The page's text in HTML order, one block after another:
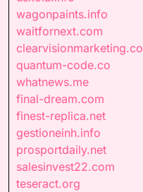
wagonpaints.info
waitfornext.com
clearvisionmarketing.co
quantum-code.co
whatnews.me
final-dream.com
finest-replica.net
gestioneinh.info
prosportdaily.net
salesinvest22.com
teseract.org